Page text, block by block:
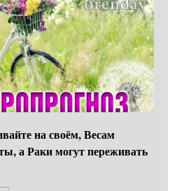
на своём, Весам
а Раки могут переживать